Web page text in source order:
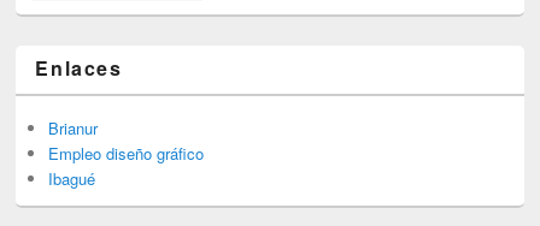
Enlaces
Brianur
Empleo diseño gráfico
Ibagué